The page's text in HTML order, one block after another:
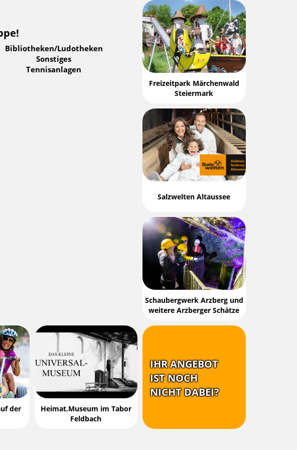
Bibliotheken/Ludotheken
Sonstiges
Tennisanlagen
Freizeitpark Märchenwald
Steiermark
Salzwelten Altaussee
Schaubergwerk Arzberg und
weitere Arzberger Schätze
der
Heimat.Museum im Tabor
Feldbach
IHR ANGEBOT
IST NOCH
NICHT DABEI?